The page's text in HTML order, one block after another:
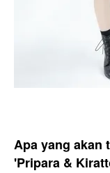
Apa yang akan
'Pripara &